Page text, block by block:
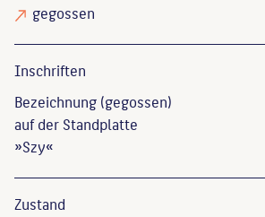
gegossen
Inschriften
Bezeichnung (gegossen)
auf der Standplatte
»Szy«
Zustand